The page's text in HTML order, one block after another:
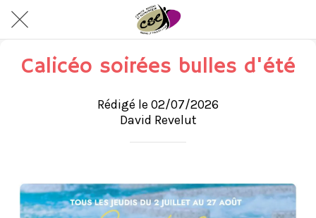
Calicéo soirées bulles d'été
Rédigé le 02/07/2026
David Revelut